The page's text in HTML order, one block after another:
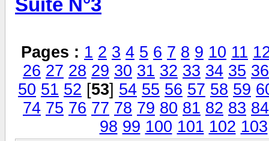
Suite N°3
Pages : 1 2 3 4 5 6 7 8 9 10 11
26 27 28 29 30 31 32 33 34 35 36
50 51 52 [53] 54 55 56 57 58 59
74 75 76 77 78 79 80 81 82 83 84
98 99 100 101 102 103